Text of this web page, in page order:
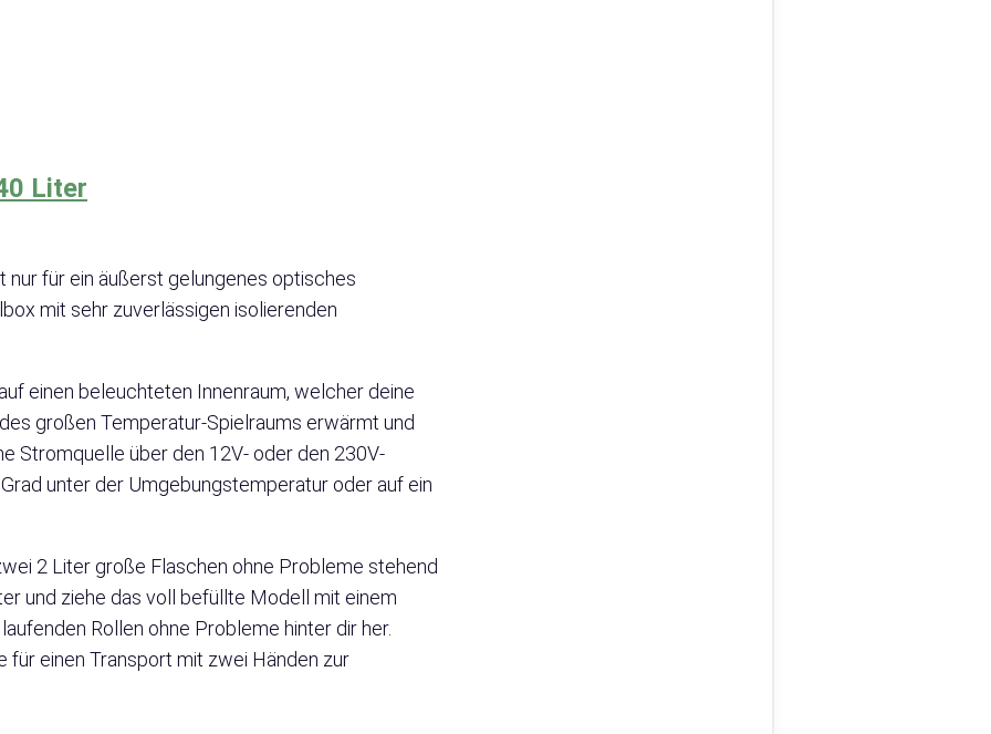
Liter
für ein äußerst gelungenes optisches
mit sehr zuverlässigen isolierenden
einen beleuchteten Innenraum, welcher deine
großen Temperatur-Spielraums erwärmt und
Stromquelle über den 12V- oder den 230V-
unter der Umgebungstemperatur oder auf ein
2 Liter große Flaschen ohne Probleme stehend
und ziehe das voll befüllte Modell mit einem
Rollen ohne Probleme hinter dir her.
für einen Transport mit zwei Händen zur